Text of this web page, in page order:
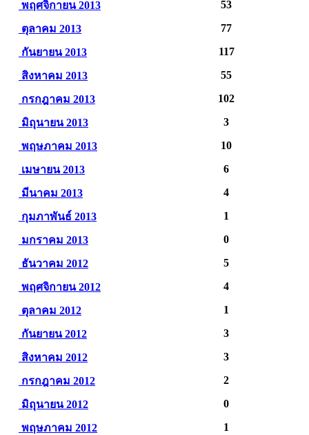
พฤศจิกายน 2013 53
ตุลาคม 2013 77
กันยายน 2013 117
สิงหาคม 2013 55
กรกฎาคม 2013 102
มิถุนายน 2013 3
พฤษภาคม 2013 10
เมษายน 2013 6
มีนาคม 2013 4
กุมภาพันธ์ 2013 1
มกราคม 2013 0
ธันวาคม 2012 5
พฤศจิกายน 2012 4
ตุลาคม 2012 1
กันยายน 2012 3
สิงหาคม 2012 3
กรกฎาคม 2012 2
มิถุนายน 2012 0
พฤษภาคม 2012 1